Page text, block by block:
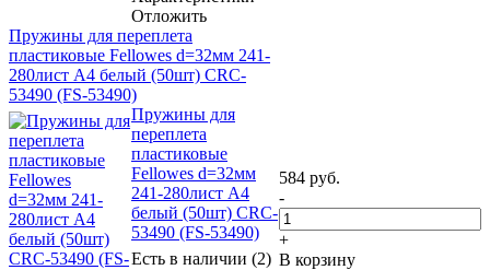
Отложить
Пружины для переплета
пластиковые Fellowes d=32мм 241-
280лист A4 белый (50шт) CRC-
53490 (FS-53490)
Пружины для
переплета
пластиковые
Fellowes d=32мм
241-280лист A4
белый (50шт) CRC-
53490 (FS-53490)
Есть в наличии (2)
584 руб.
-
+
В корзину